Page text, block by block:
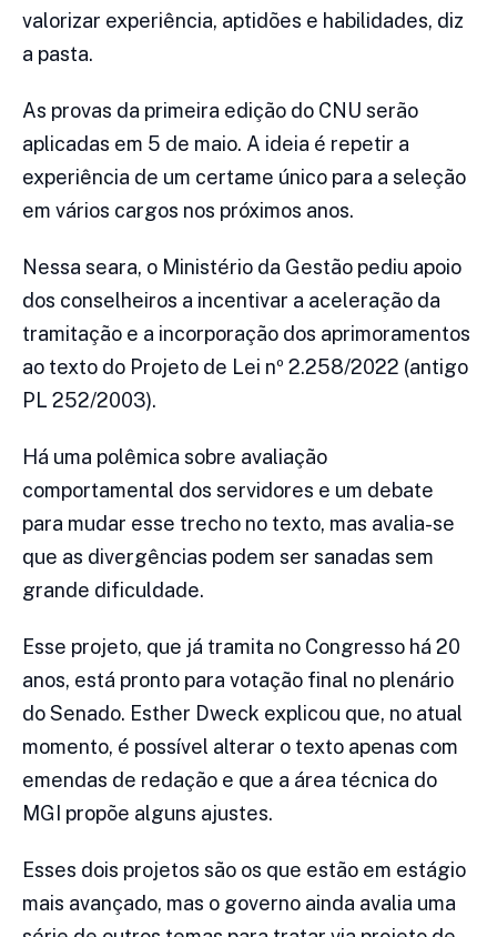
valorizar experiência, aptidões e habilidades, diz
a pasta.
As provas da primeira edição do CNU serão
aplicadas em 5 de maio. A ideia é repetir a
experiência de um certame único para a seleção
em vários cargos nos próximos anos.
Nessa seara, o Ministério da Gestão pediu apoio
dos conselheiros a incentivar a aceleração da
tramitação e a incorporação dos aprimoramentos
ao texto do Projeto de Lei nº 2.258/2022 (antigo
PL 252/2003).
Há uma polêmica sobre avaliação
comportamental dos servidores e um debate
para mudar esse trecho no texto, mas avalia-se
que as divergências podem ser sanadas sem
grande dificuldade.
Esse projeto, que já tramita no Congresso há 20
anos, está pronto para votação final no plenário
do Senado. Esther Dweck explicou que, no atual
momento, é possível alterar o texto apenas com
emendas de redação e que a área técnica do
MGI propõe alguns ajustes.
Esses dois projetos são os que estão em estágio
mais avançado, mas o governo ainda avalia uma